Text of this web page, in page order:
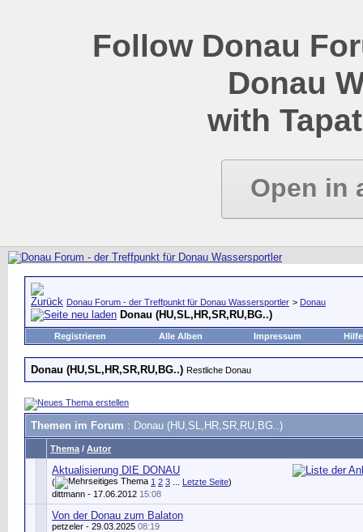
Follow Donau
Donau
with
Open in
Donau Forum - der Treffpunkt für Donau Wassersportler > Donau
Donau (HU,SL,HR,SR,RU,BG..)
Registrieren Alle Alben Impressum Hilfe
Donau (HU,SL,HR,SR,RU,BG..) Restliche Donau
Themen im Forum : Donau (HU,SL,HR,SR,RU,BG..)
Thema / Autor
Aktualisierung DIE DONAU
( 1 2 3 Letzte Seite)
dittmann - 17.06.2012 15:08
Von der Donau zum Balaton
petzeler - 29.03.2025 08:19